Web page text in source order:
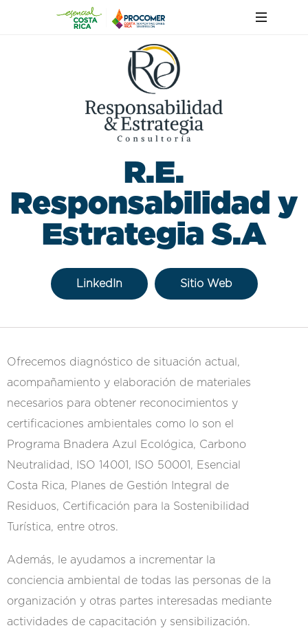
R.E.
Responsabilidad y
Estrategia S.A
LinkedIn Sitio Web
Ofrecemos diagnóstico de situación actual,
acompañamiento y elaboración de materiales
necesarios para obtener reconocimientos y
certificaciones ambientales como lo son el
Programa Bnadera Azul Ecológica, Carbono
Neutralidad, ISO 14001, ISO 50001, Esencial
Costa Rica, Planes de Gestión Integral de
Residuos, Certificación para la Sostenibilidad
Turística, entre otros.
Además, le ayudamos a incrementar la
conciencia ambiental de todas las personas de la
organización y otras partes interesadas mediante
actividades de capacitación y sensibilización.